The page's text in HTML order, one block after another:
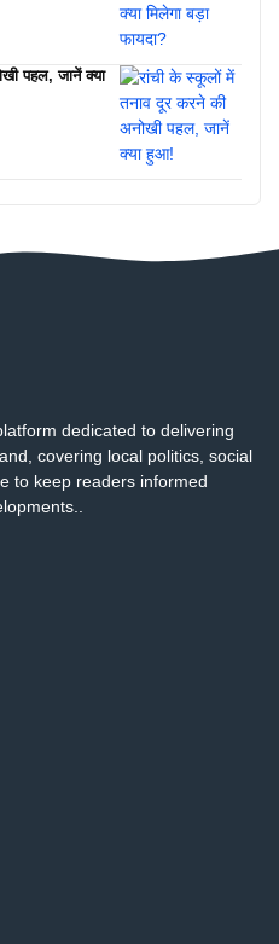
पहल, जानें क्या
dedicated to delivering
covering local politics, social
to keep readers informed